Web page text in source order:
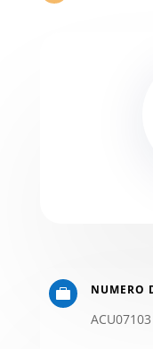
 NUMERO
ACU07103